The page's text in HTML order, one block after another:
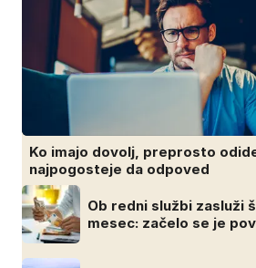
Ko imajo dovolj, preprosto
najpogosteje da odpoved
Ob redni službi zasluži
mesec: začelo se je